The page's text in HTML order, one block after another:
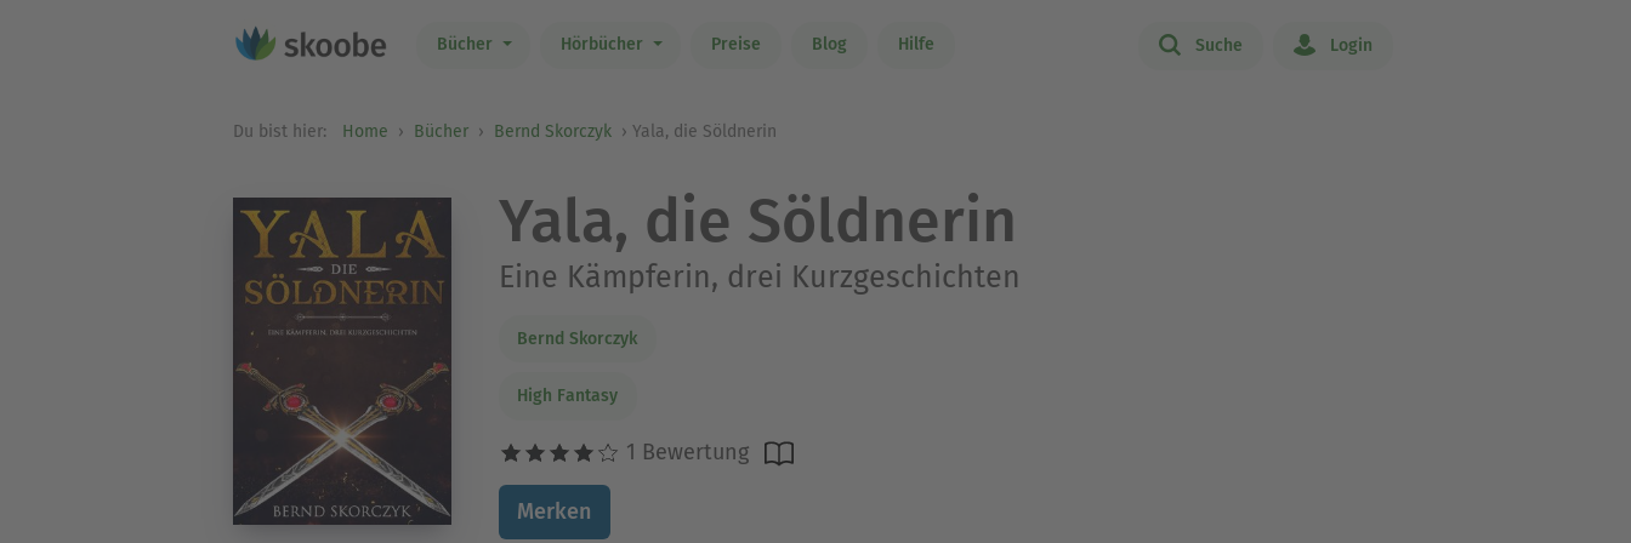
Bücher Hörbücher Preise Blog Hilfe Suche Login
Du bist hier: Home Bücher Bernd Skorczyk Yala, die Söldnerin
Yala, die Söldnerin
Eine Kämpferin, drei Kurzgeschichten
Bernd Skorczyk
High Fantasy
1 Bewertung
Merken